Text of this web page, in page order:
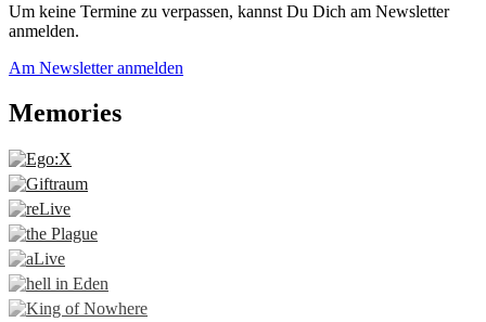
Um keine Termine zu verpassen, kannst Du Dich am Newsletter
anmelden.
Am Newsletter anmelden
Memories